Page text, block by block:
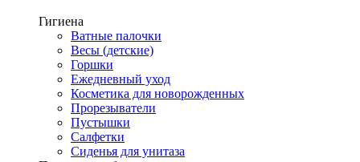
Гигиена
Ватные палочки
Весы (детские)
Горшки
Ежедневный уход
Косметика для новорожденных
Прорезыватели
Пустышки
Салфетки
Сиденья для унитаза